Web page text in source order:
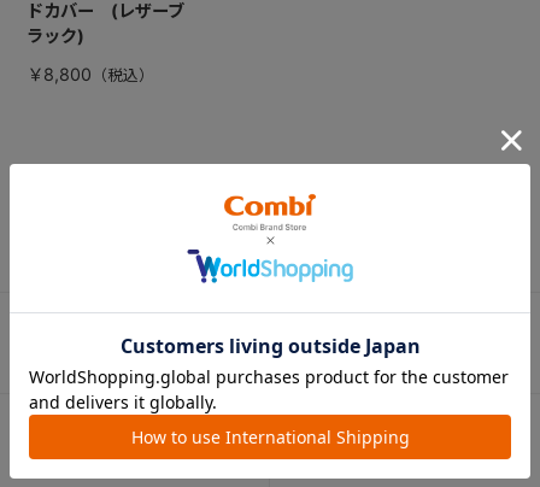
ドカバー (レザーブ
ラック)
￥8,800
CATEGORY
カテゴリー
（コンビ）
ベビーカー チャイルドシート
ベビーラック＆
ベビーチェア
抱っこひも
（子守帯）